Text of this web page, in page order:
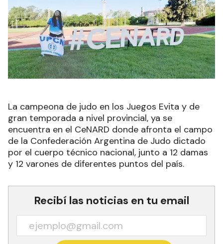
La campeona de judo en los Juegos Evita y de
gran temporada a nivel provincial, ya se
encuentra en el CeNARD donde afronta el campo
de la Confederación Argentina de Judo dictado
por el cuerpo técnico nacional, junto a 12 damas
y 12 varones de diferentes puntos del país.
Recibí las noticias en tu email